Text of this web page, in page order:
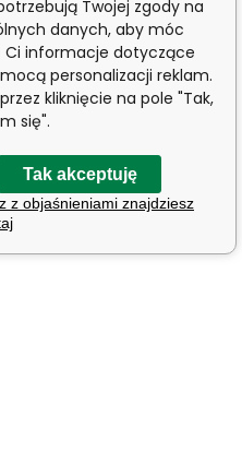
Twojej zgody na
danych, aby móc
Ci informacje dotyczące
personalizacji reklam.
kliknięcie na pole "Tak,
się".
Tak akceptuję
z objaśnieniami znajdziesz